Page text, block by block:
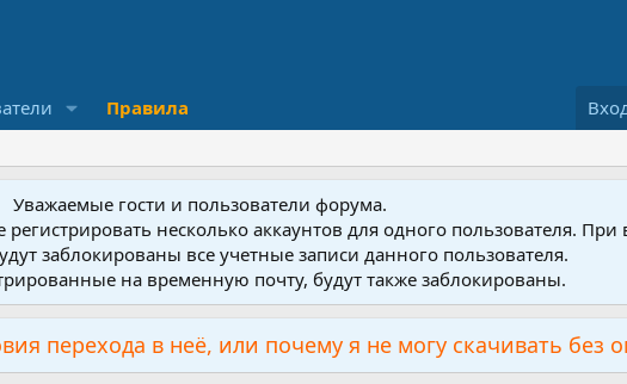
Правила
Уважаемые гости и пользователи форума.
несколько аккаунтов для одного пользователя.
заблокированы все учетные записи данного пользователя.
на временную почту, будут также заблокированы.
перехода в неё, или почему я не могу скачивать без